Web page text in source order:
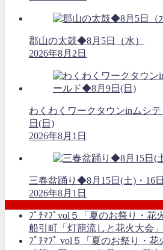
郡山の太鼓◆8月5日（水）
2026年8月2日
わくわくワークタウンinムシ
日(日)
2026年8月1日
三春盆踊り◆8月15日(土)・16
2026年8月1日
ﾌﾟﾁﾏﾌﾟvol５「夏のお祭り・
船引町「灯籠流しと花火大会」
ﾌﾟﾁﾏﾌﾟ vol５「夏のお祭り・